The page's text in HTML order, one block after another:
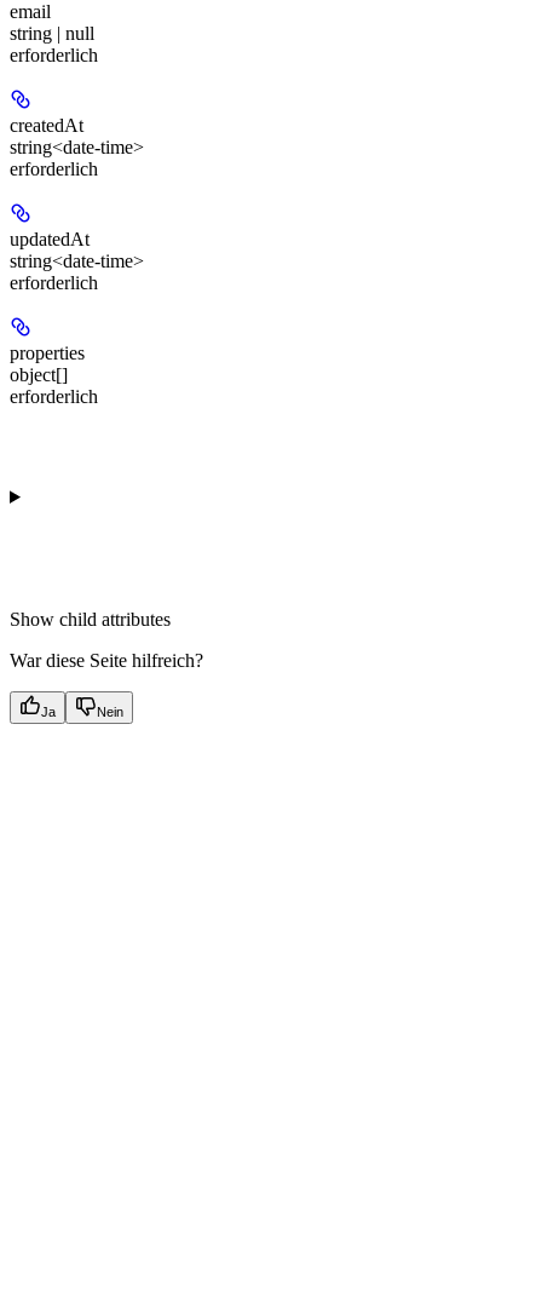
email
string | null
erforderlich
createdAt
string<date-time>
erforderlich
updatedAt
string<date-time>
erforderlich
properties
object[]
erforderlich
Show child attributes
War diese Seite hilfreich?
Ja Nein